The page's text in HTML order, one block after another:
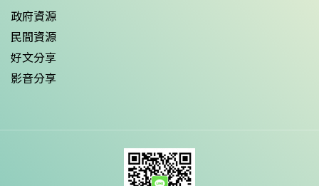
政府資源
民間資源
好文分享
影音分享